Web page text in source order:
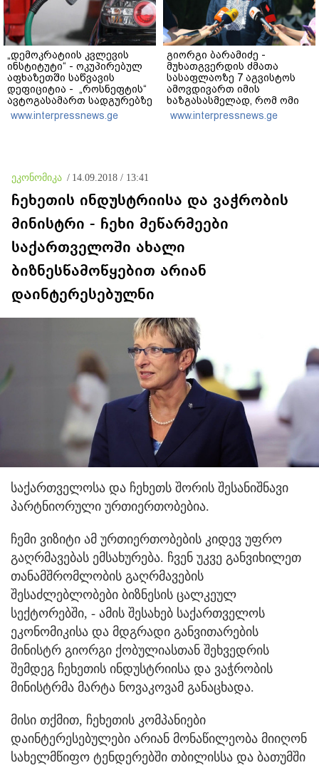
„დემოკრატიის კვლევის
ინსტიტუტი“ - ოკუპირებულ
აფხაზეთში საწვავის
დეფიციტია - „როსნეფტის“
ავტოგასამართ სადგურებზე
კილომეტრიანი რიგები
დგას და თითო
www.interpressnews.ge
გიორგი ბარამიძე -
მუხათგვერდის ძმათა
სასაფლაოზე 7 აგვისტოს
ამოვდივართ იმის
ხაზგასასმელად, რომ ომი
რუსეთმა დაიწყო, რადგან
საქართველოში
www.interpressnews.ge
ეკონომიკა / 14.09.2018 / 13:41
ჩეხეთის ინდუსტრიისა და ვაჭრობის
მინისტრი - ჩეხი მეწარმეები
საქართველოში ახალი
ბიზნესწამოწყებით არიან
დაინტერესებულნი
საქართველოსა და ჩეხეთს შორის შესანიშნავი
პარტნიორული ურთიერთობებია.
ჩემი ვიზიტი ამ ურთიერთობების კიდევ უფრო
გაღრმავებას ემსახურება. ჩვენ უკვე განვიხილეთ
თანამშრომლობის გაღრმავების
შესაძლებლობები ბიზნესის ცალკეულ
სექტორებში, - ამის შესახებ საქართველოს
ეკონომიკისა და მდგრადი განვითარების
მინისტრ გიორგი ქობულიასთან შეხვედრის
შემდეგ ჩეხეთის ინდუსტრიისა და ვაჭრობის
მინისტრმა მარტა ნოვაკოვამ განაცხადა.
მისი თქმით, ჩეხეთის კომპანიები
დაინტერესებულები არიან მონაწილეობა მიიღონ
სახელმწიფო ტენდერებში თბილისსა და ბათუმში